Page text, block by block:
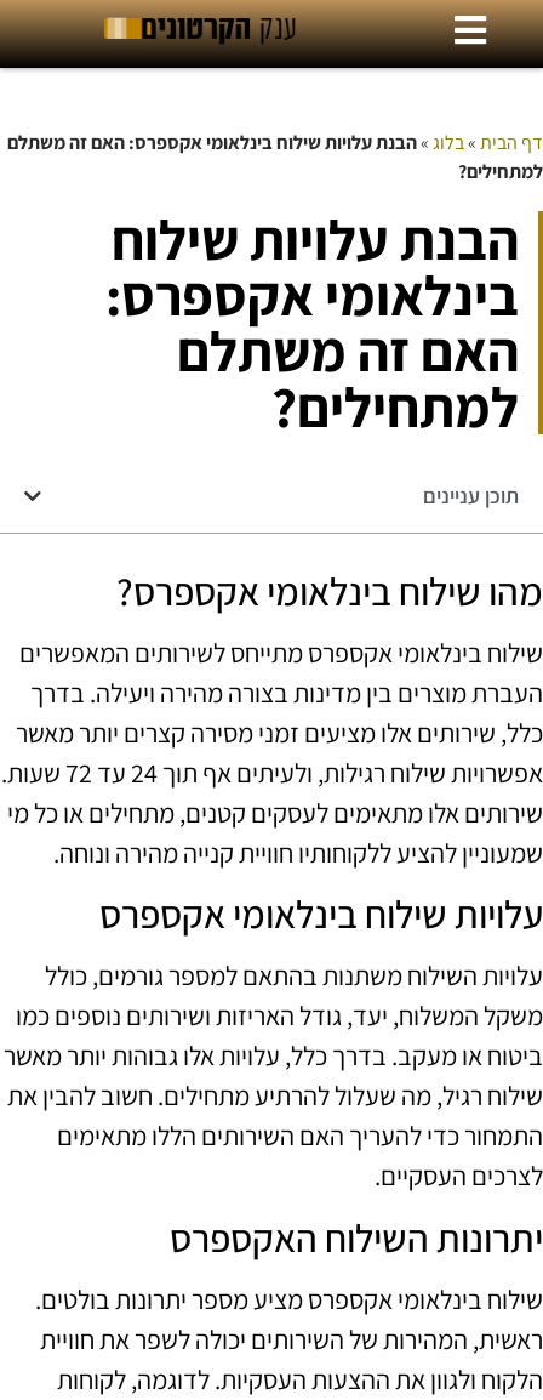
דף הבית»בלוג»הבנת עלויות שילוח בינלאומי אקספרס: האם זה משתלם
למתחילים?
הבנת עלויות שילוח
בינלאומי אקספרס:
האם זה משתלם
למתחילים?
תוכן עניינים
מהו שילוח בינלאומי אקספרס?
שילוח בינלאומי אקספרס מתייחס לשירותים המאפשרים
העברת מוצרים בין מדינות בצורה מהירה ויעילה. בדרך
כלל, שירותים אלו מציעים זמני מסירה קצרים יותר מאשר
אפשרויות שילוח רגילות, ולעיתים אף תוך 24 עד 72 שעות.
שירותים אלו מתאימים לעסקים קטנים, מתחילים או כל מי
שמעוניין להציע ללקוחותיו חוויית קנייה מהירה ונוחה.
עלויות שילוח בינלאומי אקספרס
עלויות השילוח משתנות בהתאם למספר גורמים, כולל
משקל המשלוח, יעד, גודל האריזות ושירותים נוספים כמו
ביטוח או מעקב. בדרך כלל, עלויות אלו גבוהות יותר מאשר
שילוח רגיל, מה שעלול להרתיע מתחילים. חשוב להבין את
התמחור כדי להעריך האם השירותים הללו מתאימים
לצרכים העסקיים.
יתרונות השילוח האקספרס
שילוח בינלאומי אקספרס מציע מספר יתרונות בולטים.
ראשית, המהירות של השירותים יכולה לשפר את חוויית
הלקוח ולגוון את ההצעות העסקיות. לדוגמה, לקוחות